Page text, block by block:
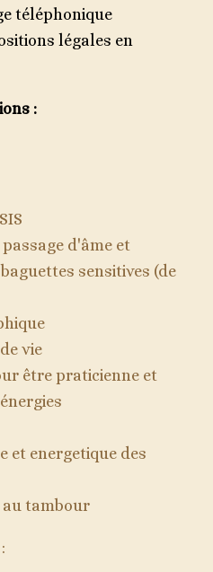
téléphonique
légales en
:
d'âme et
sensitives (de
vie
être praticienne et
et energetique des
au tambour